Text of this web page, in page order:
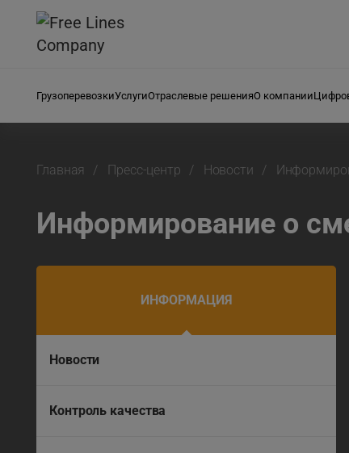
ГрузоперевозкиУслугиОтраслевые решенияО компании
Главная Пресс-центр Новости
Информирование о
ИНФОРМАЦИЯ
Новости
Контроль качества